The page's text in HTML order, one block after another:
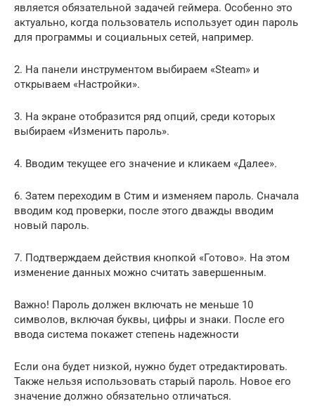
является обязательной задачей геймера. Особенно это
актуально, когда пользователь использует один пароль
для программы и социальных сетей, например.
2. На панели инструментом выбираем «Steam» и
открываем «Настройки».
3. На экране отобразится ряд опций, среди которых
выбираем «Изменить пароль».
4. Вводим текущее его значение и кликаем «Далее».
6. Затем переходим в Стим и изменяем пароль. Сначала
вводим код проверки, после этого дважды вводим
новый пароль.
7. Подтверждаем действия кнопкой «Готово». На этом
изменение данных можно считать завершенным.
Важно! Пароль должен включать не меньше 10
символов, включая буквы, цифры и знаки. После его
ввода система покажет степень надежности
Если она будет низкой, нужно будет отредактировать.
Также нельзя использовать старый пароль. Новое его
значение должно обязательно отличаться.